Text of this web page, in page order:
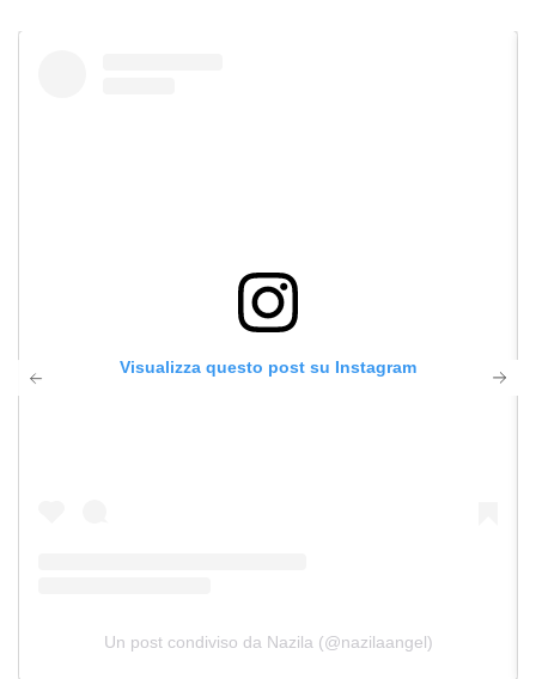
Visualizza questo post su Instagram
Un post condiviso da Nazila (@nazilaangel)